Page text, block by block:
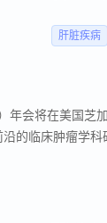
克隆抗体，具有
潜在的注册读数
肝脏疾病
年会将在美国芝
的临床肿瘤学科